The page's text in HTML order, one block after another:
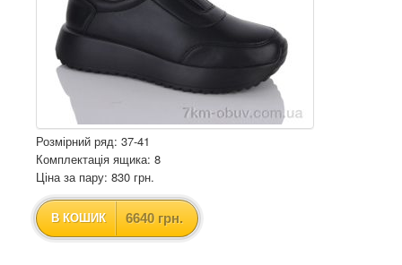
Розмірний ряд: 37-41
Комплектація ящика: 8
Ціна за пару: 830 грн.
В КОШИК 6640 грн.